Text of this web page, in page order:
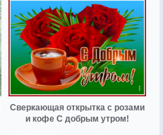
Сверкающая открытка с розами
и кофе С добрым утром!